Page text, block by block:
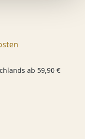
ab 59,90 €